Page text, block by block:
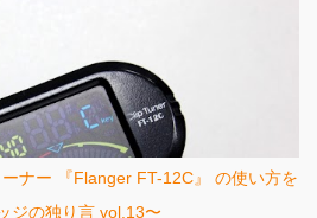
ナー 『Flanger FT-12C』 の使い方を
ジの独り言 vol.13〜